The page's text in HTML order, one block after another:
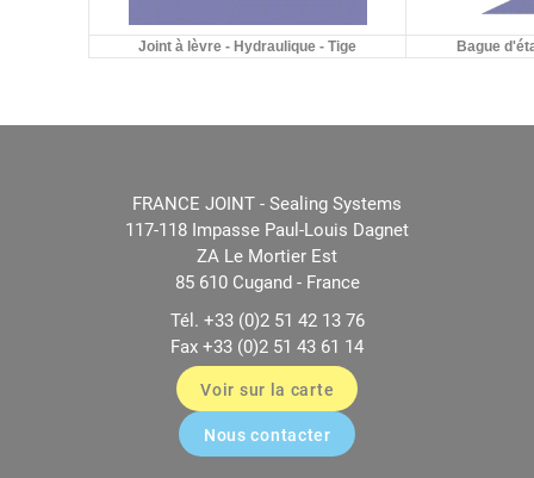
Joint à lèvre - Hydraulique - Tige Bague
FRANCE JOINT - Sealing Systems
117-118 Impasse Paul-Louis Dagnet
ZA Le Mortier Est
85 610 Cugand - France
Tél. +33 (0)2 51 42 13 76
Fax +33 (0)2 51 43 61 14
Voir sur la carte
Nous contacter